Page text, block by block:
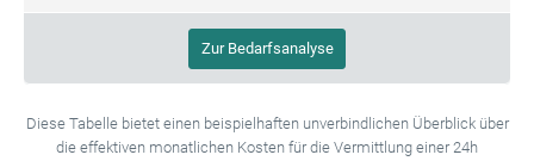
Zur Bedarfsanalyse
Diese Tabelle bietet einen beispielhaften unverbindlichen Überblick über
die effektiven monatlichen Kosten für die Vermittlung einer 24h